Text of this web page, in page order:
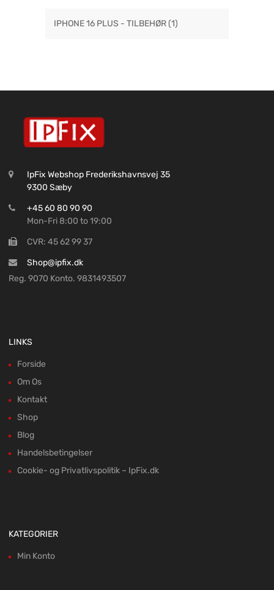
IPHONE 16 PLUS - TILBEHØR(1)
IpFix Webshop Frederikshavnsvej 35
9300 Sæby
+45 60 80 90 90
Mon-Fri 8:00 to 19:00
CVR: 45 62 99 37
Shop@ipfix.dk
Reg. 9070 Konto. 9831493507
LINKS
Forside
Om Os
Kontakt
Shop
Blog
Handelsbetingelser
Cookie- og Privatlivspolitik – IpFix.dk
KATEGORIER
Min Konto